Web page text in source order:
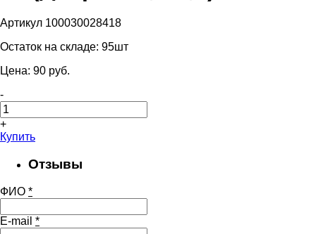
Артикул 100030028418
Остаток на складе: 95шт
Цена: 90 pуб.
-
+
Купить
Отзывы
ФИО *
E-mail *